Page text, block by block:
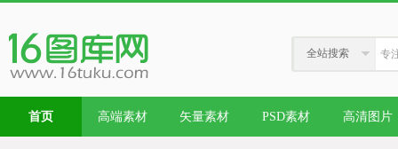
全站搜索
首页 高端素材 矢量素材 PSD素材 高清图片